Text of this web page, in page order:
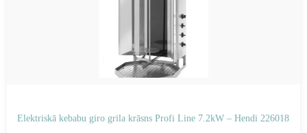
Elektriskā kebabu giro grila krāsns Profi Line 7.2kW – Hendi 226018